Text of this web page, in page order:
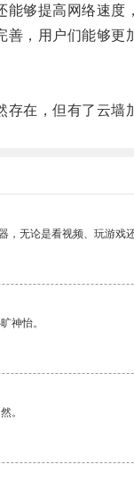
提高网络速度
用户们能够更
在，但有了云墙
，无论是看视频、玩游戏
神怡。
。